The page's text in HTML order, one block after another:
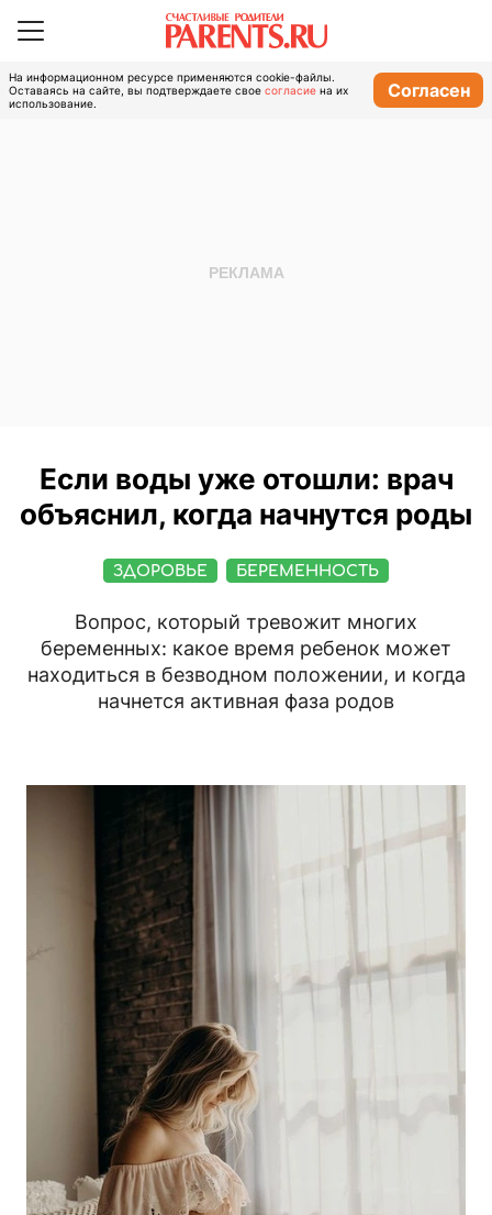
На информационном ресурсе применяются cookie-файлы.
Оставаясь на сайте, вы подтверждаете свое согласие на их
использование.
Согласен
Если воды уже отошли: врач
объяснил, когда начнутся роды
ЗДОРОВЬЕ БЕРЕМЕННОСТЬ
Вопрос, который тревожит многих
беременных: какое время ребенок может
находиться в безводном положении, и когда
начнется активная фаза родов